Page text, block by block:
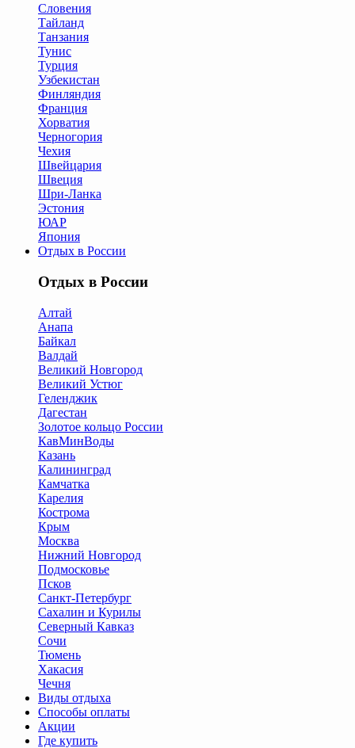
Словения
Тайланд
Танзания
Тунис
Турция
Узбекистан
Финляндия
Франция
Хорватия
Черногория
Чехия
Швейцария
Швеция
Шри-Ланка
Эстония
ЮАР
Япония
Отдых в России
Отдых в России
Алтай
Анапа
Байкал
Валдай
Великий Новгород
Великий Устюг
Геленджик
Дагестан
Золотое кольцо России
КавМинВоды
Казань
Калининград
Камчатка
Карелия
Кострома
Крым
Москва
Нижний Новгород
Подмосковье
Псков
Санкт-Петербург
Сахалин и Курилы
Северный Кавказ
Сочи
Тюмень
Хакасия
Чечня
Виды отдыха
Способы оплаты
Акции
Где купить